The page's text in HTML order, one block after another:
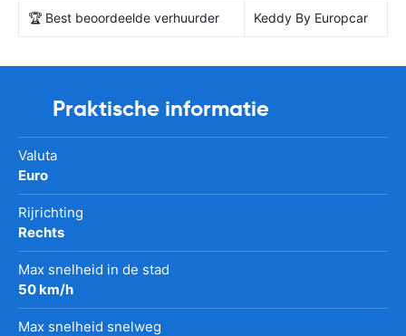
🏆 Best beoordeelde verhuurder Keddy By Europcar
Praktische informatie
Valuta
Euro
Rijrichting
Rechts
Max snelheid in de stad
50 km/h
Max snelheid snelweg